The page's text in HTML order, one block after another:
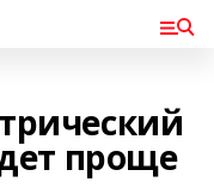
проще